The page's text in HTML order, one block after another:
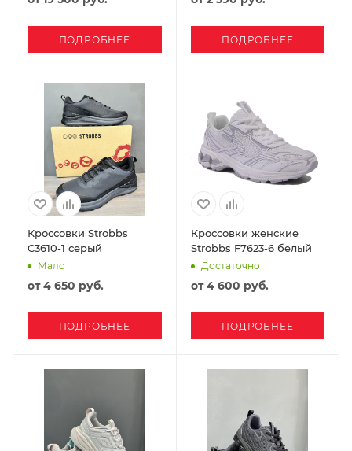
ПОДРОБНЕЕ ПОДРОБНЕЕ
Кроссовки Strobbs
C3610-1 серый
Мало
от4 650 руб.
ПОДРОБНЕЕ
Кроссовки женские
Strobbs F7623-6 белый
Достаточно
от4 600 руб.
ПОДРОБНЕЕ